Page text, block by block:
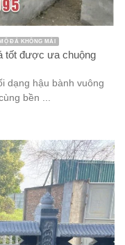
vững, chất lượng
mục kiến trúc tâm linh
nguyên ...